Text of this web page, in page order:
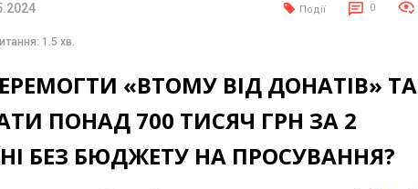
Події 0
1.5 хв.
«ВТОМУ ВІД ДОНАТІВ» ТА
ПОНАД 700 ТИСЯЧ ГРН ЗА 2
БЕЗ БЮДЖЕТУ НА ПРОСУВАННЯ?